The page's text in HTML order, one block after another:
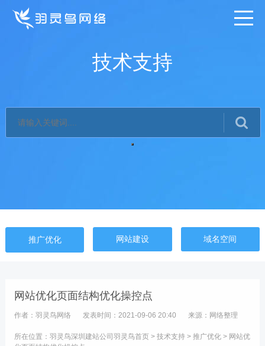
技术支持
推广优化 网站建设 域名空间
网站优化页面结构优化操控点
作者：羽灵鸟网络 发表时间：2021-09-06 20:40 来源：网络整理
所在位置：羽灵鸟深圳建站公司 羽灵鸟首页> 技术支持> 推广优化> 网站优